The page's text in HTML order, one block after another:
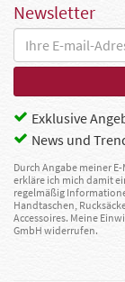
Newsletter
Exklusive
News und
Durch Angabe meiner
erkläre ich mich damit
regelmäßig
Handtaschen,
Accessoires. Meine
GmbH widerrufen.